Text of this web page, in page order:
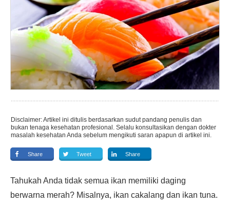
Disclaimer: Artikel ini ditulis berdasarkan sudut pandang penulis dan
bukan tenaga kesehatan profesional. Selalu konsultasikan dengan dokter
masalah kesehatan Anda sebelum mengikuti saran apapun di artikel ini.
Share Tweet Share
Tahukah Anda tidak semua ikan memiliki daging
berwarna merah? Misalnya, ikan cakalang dan ikan tuna.